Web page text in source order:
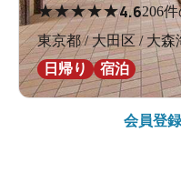
★★★★★4.6206
東京都 / 大田区 / 大森
日帰り
宿泊
会員登